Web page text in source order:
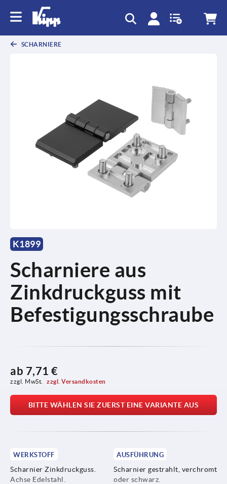
SCHARNIERE
K1899
Scharniere aus
Zinkdruckguss mit
Befestigungsschraube
ab 7,71 €
zzgl. MwSt. zzgl. Versandkosten
BITTE WÄHLEN SIE ZUERST EINE VARIANTE AUS
WERKSTOFF
Scharnier Zinkdruckguss.
Achse Edelstahl.
AUSFÜHRUNG
Scharnier gestrahlt, verchromt
oder schwarz.